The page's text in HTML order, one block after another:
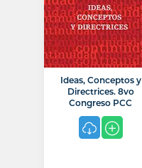
Ideas, Conceptos y
Directrices. 8vo
Congreso PCC